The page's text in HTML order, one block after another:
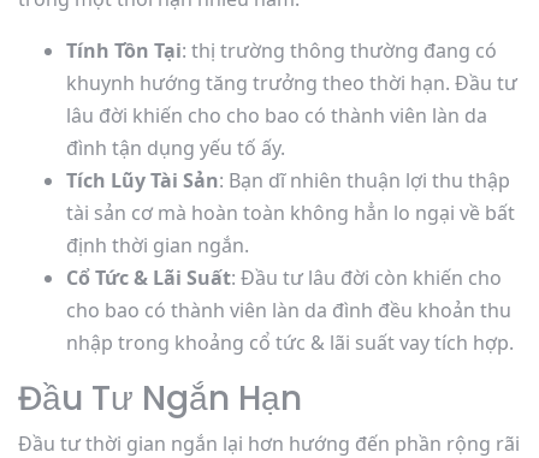
Tính Tồn Tại: thị trường thông thường đang có
khuynh hướng tăng trưởng theo thời hạn. Đầu tư
lâu đời khiến cho cho bao có thành viên làn da
đình tận dụng yếu tố ấy.
Tích Lũy Tài Sản: Bạn dĩ nhiên thuận lợi thu thập
tài sản cơ mà hoàn toàn không hẳn lo ngại về bất
định thời gian ngắn.
Cổ Tức & Lãi Suất: Đầu tư lâu đời còn khiến cho
cho bao có thành viên làn da đình đều khoản thu
nhập trong khoảng cổ tức & lãi suất vay tích hợp.
Đầu Tư Ngắn Hạn
Đầu tư thời gian ngắn lại hơn hướng đến phần rộng rãi